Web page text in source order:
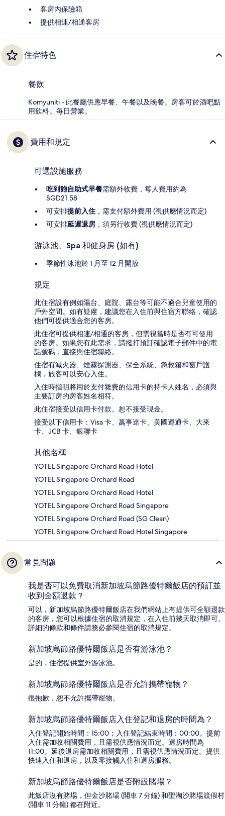
客房內保險箱
提供相連/相通客房
住宿特色
餐飲
Komyuniti - 此餐廳供應早餐、午餐以及晚餐。房客可於酒吧點
用飲料。每日營業。
費用和規定
可選設施服務
吃到飽自助式早餐需額外收費，每人費用約為
SGD21.58
可安排提前入住 ，需支付額外費用 (視供應情況而定)
可安排延遲退房 ，須另行收費 (視供應情況而定)
游泳池、Spa 和健身房 (如有)
季節性泳池於 1 月至 12 月開放
規定
此住宿設有例如陽台、庭院、露台等可能不適合兒童使用的
戶外空間。如有疑慮，建議您在入住前與住宿方聯絡，確認
他們可提供適合您的客房。
此住宿可提供相連/相通的客房，但需視當時是否有可使用
的客房。如果您有此需求，請撥打預訂確認電子郵件中的電
話號碼，直接與住宿聯絡。
住宿有滅火器、煙霧探測器、保全系統、急救箱和窗戶護
欄，旅客可以安心入住。
入住時指明將用於支付雜費的信用卡的持卡人姓名，必須與
主要訂房的房客姓名相符。
此住宿接受以信用卡付款。恕不接受現金。
接受以下信用卡：Visa 卡、萬事達卡、美國運通卡、大來
卡、JCB 卡、銀聯卡
其他名稱
YOTEL Singapore Orchard Road Hotel
YOTEL Singapore Orchard Road
YOTEL Singapore Orchard Road Hotel
YOTEL Singapore Orchard Road Singapore
YOTEL Singapore Orchard Road (SG Clean)
YOTEL Singapore Orchard Road Hotel Singapore
常見問題
我是否可以免費取消新加坡烏節路優特爾飯店的預訂並
收到全額退款？
可以，新加坡烏節路優特爾飯店在我們網站上有提供可全額退款
的客房，您可以根據住宿的取消規定，在入住前幾天取消即可。
詳細的條款和條件請務必參閱住宿的取消規定。
新加坡烏節路優特爾飯店是否有游泳池？
是的，住宿提供室外游泳池。
新加坡烏節路優特爾飯店是否允許攜帶寵物？
很抱歉，恕不允許攜帶寵物。
新加坡烏節路優特爾飯店入住登記和退房的時間為？
入住登記開始時間：15:00；入住登記結束時間：00:00。提前
入住需加收相關費用，且需視供應情況而定。退房時間為
11:00。延後退房需加收相關費用，且需視供應情況而定。提供
快速入住和退房，以及零接觸入住和退房服務。
新加坡烏節路優特爾飯店是否附設賭場？
此飯店沒有賭場，但金沙賭場 (開車 7 分鐘) 和聖淘沙賭場渡假村
(開車 11 分鐘) 都在附近。